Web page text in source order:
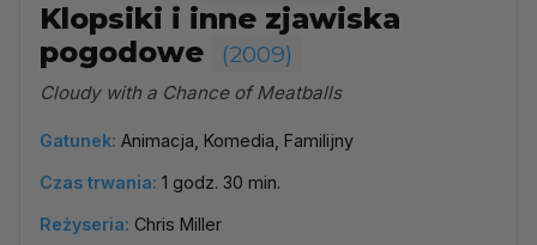
Klopsiki i inne zjawiska
pogodowe
(2009)
Cloudy with a Chance of Meatballs
Gatunek: Animacja, Komedia, Familijny
Czas trwania: 1 godz. 30 min.
Reżyseria: Chris Miller